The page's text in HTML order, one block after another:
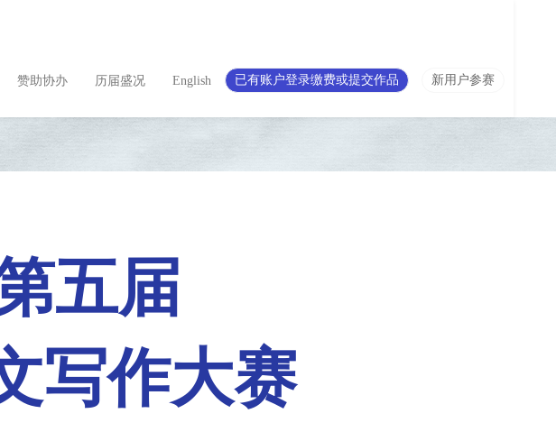
赞助协办 历届盛况 English 已有账户登录缴费或提交作品 新用户参赛
五届
写作大赛